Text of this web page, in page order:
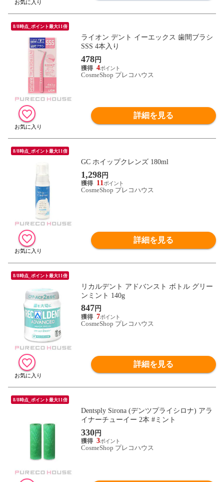
8/8時点_ポイント最大11倍
ライオン デント イーエックス 歯間ブラシ
SSS 4本入り
478円
4
CosmeShop プレコハウス
詳細を見る
8/8時点_ポイント最大11倍
GC ホイップクレンズ 180ml
1,298円
11
CosmeShop プレコハウス
詳細を見る
8/8時点_ポイント最大11倍
リカルデント アドバンスト ボトル グリー
ンミント 140g
847 円
7
CosmeShop プレコハウス
詳細を見る
8/8時点_ポイント最大11倍
Dentsply Sirona (デンツプライシロナ) アラ
イナーチューイー 2本 #ミント
330円
3
CosmeShop プレコハウス